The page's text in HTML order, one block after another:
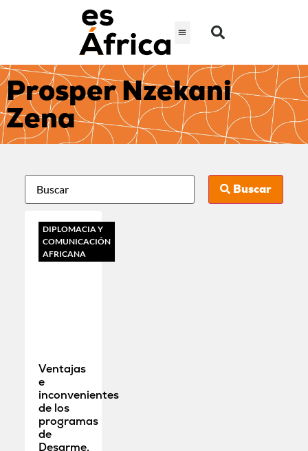
Prosper Nzekani
Zena
Buscar
DIPLOMACIA Y
COMUNICACIÓN
AFRICANA
Ventajas
e
inconvenientes
de los
programas
de
Desarme,